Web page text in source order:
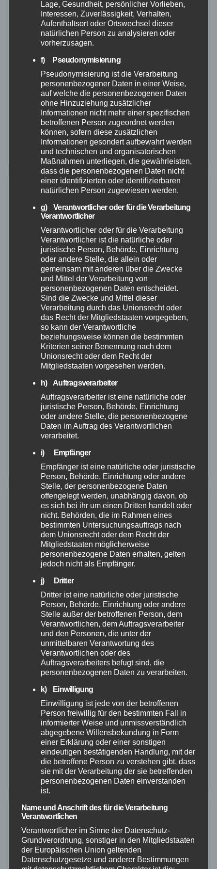
NEUWIED POLIZEI
Wohnungseinbrüche im Blick
29. NOV. 2022
Mit Beginn der "Dunklen Jahreszeit" ab Oktober steigt
erfahrungsgemäß auch die Zahl der
Wohnungseinbrüche. Einbrecher nutzen die früh
beginnende Dunkelheit und witterungsbedingt oft
schlechten Sichtverhältnisse aus, um einen Großteil
ALTENKIRCHEN POLIZEI RETTUNGSDIENST
Betrunken verunfallt: 16.000 EUR
29. NOV. 2022
Am Montag, 28.11.2022, gegen 19.00 Uhr, ereignete
sich in Hamm (Sieg) ein Verkehrsunfall, bei dem eine
Person leicht verletzt wurde. Nach bisherigen
Erkenntnissen befuhr ein 53-jähriger Pkw-Fahrer die
Lindenallee (B…
ALTENKIRCHEN POLIZEI
Metalldieb auf Drogen ohne
Führerschein
29. NOV. 2022
Am Dienstagmorgen gegen 04:00 Uhr fiel einer
Streife der Polizeiinspektion Altenkirchen im
Begegnungsverkehr auf der B256 bei Eichelhardt ein
Mercedes Vito mit polnischen Kennzeichen auf. Als
der Streifenwagen gewendet und…
Lage, Gesundheit, persönlicher Vorlieben,
Interessen, Zuverlässigkeit, Verhalten,
Aufenthaltsort oder Ortswechsel dieser
natürlichen Person zu analysieren oder
vorherzusagen.
f) Pseudonymisierung
Pseudonymisierung ist die Verarbeitung
personenbezogener Daten in einer Weise,
auf welche die personenbezogenen Daten
ohne Hinzuziehung zusätzlicher
Informationen nicht mehr einer spezifischen
betroffenen Person zugeordnet werden
können, sofern diese zusätzlichen
Informationen gesondert aufbewahrt werden
und technischen und organisatorischen
Maßnahmen unterliegen, die gewährleisten,
dass die personenbezogenen Daten nicht
einer identifizierten oder identifizierbaren
natürlichen Person zugewiesen werden.
g) Verantwortlicher oder für die Verarbeitung
Verantwortlicher
Verantwortlicher oder für die Verarbeitung
Verantwortlicher ist die natürliche oder
juristische Person, Behörde, Einrichtung
oder andere Stelle, die allein oder
gemeinsam mit anderen über die Zwecke
und Mittel der Verarbeitung von
personenbezogenen Daten entscheidet.
Sind die Zwecke und Mittel dieser
Verarbeitung durch das Unionsrecht oder
das Recht der Mitgliedstaaten vorgegeben,
so kann der Verantwortliche
beziehungsweise können die bestimmten
Kriterien seiner Benennung nach dem
Unionsrecht oder dem Recht der
Mitgliedstaaten vorgesehen werden.
h) Auftragsverarbeiter
Auftragsverarbeiter ist eine natürliche oder
juristische Person, Behörde, Einrichtung
oder andere Stelle, die personenbezogene
Daten im Auftrag des Verantwortlichen
verarbeitet.
i) Empfänger
Empfänger ist eine natürliche oder juristische
Person, Behörde, Einrichtung oder andere
Stelle, der personenbezogene Daten
offengelegt werden, unabhängig davon, ob
es sich bei ihr um einen Dritten handelt oder
nicht. Behörden, die im Rahmen eines
bestimmten Untersuchungsauftrags nach
dem Unionsrecht oder dem Recht der
Mitgliedstaaten möglicherweise
personenbezogene Daten erhalten, gelten
jedoch nicht als Empfänger.
j) Dritter
Dritter ist eine natürliche oder juristische
Person, Behörde, Einrichtung oder andere
Stelle außer der betroffenen Person, dem
Verantwortlichen, dem Auftragsverarbeiter
und den Personen, die unter der
unmittelbaren Verantwortung des
Verantwortlichen oder des
Auftragsverarbeiters befugt sind, die
personenbezogenen Daten zu verarbeiten.
k) Einwilligung
Einwilligung ist jede von der betroffenen
Person freiwillig für den bestimmten Fall in
informierter Weise und unmissverständlich
abgegebene Willensbekundung in Form
einer Erklärung oder einer sonstigen
eindeutigen bestätigenden Handlung, mit der
die betroffene Person zu verstehen gibt, dass
sie mit der Verarbeitung der sie betreffenden
personenbezogenen Daten einverstanden
ist.
Name und Anschrift des für die Verarbeitung
Verantwortlichen
Verantwortlicher im Sinne der Datenschutz-
Grundverordnung, sonstiger in den Mitgliedstaaten
der Europäischen Union geltenden
Datenschutzgesetze und anderer Bestimmungen